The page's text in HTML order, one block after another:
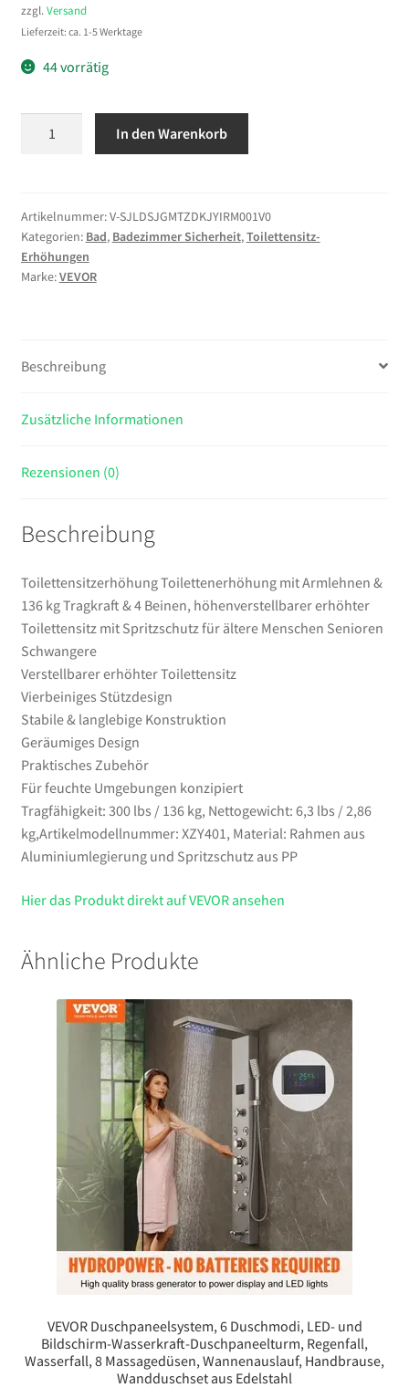
zzgl. Versand
Lieferzeit: ca. 1-5 Werktage
44 vorrätig
Armlehnen
&
136
kg
Beinen,
erhöhter
mit
ältere
Senioren
Schwangere
Menge
In den Warenkorb
Artikelnummer:V-SJLDSJGMTZDKJYIRM001V0
Kategorien: Bad, Badezimmer Sicherheit,Toilettensitz-
Erhöhungen
Marke:VEVOR
Beschreibung
Zusätzliche Informationen
Rezensionen (0)
Beschreibung
Toilettensitzerhöhung Toilettenerhöhung mit Armlehnen &
136 kg Tragkraft & 4 Beinen, höhenverstellbarer erhöhter
Toilettensitz mit Spritzschutz für ältere Menschen Senioren
Schwangere
Verstellbarer erhöhter Toilettensitz
Vierbeiniges Stützdesign
Stabile & langlebige Konstruktion
Geräumiges Design
Praktisches Zubehör
Für feuchte Umgebungen konzipiert
Tragfähigkeit: 300 lbs / 136 kg, Nettogewicht: 6,3 lbs / 2,86
kg,Artikelmodellnummer: XZY401, Material: Rahmen aus
Aluminiumlegierung und Spritzschutz aus PP
Hier das Produkt direkt auf VEVOR ansehen
Ähnliche Produkte
VEVOR Duschpaneelsystem, 6 Duschmodi, LED- und
Bildschirm-Wasserkraft-Duschpaneelturm, Regenfall,
Wasserfall, 8 Massagedüsen, Wannenauslauf, Handbrause,
Wandduschset aus Edelstahl